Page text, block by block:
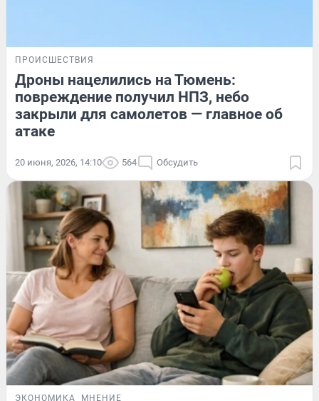
ПРОИСШЕСТВИЯ
Дроны нацелились на Тюмень:
повреждение получил НПЗ, небо
закрыли для самолетов — главное об
атаке
20 июня, 2026, 14:10 564 Обсудить
ЭКОНОМИКА МНЕНИЕ